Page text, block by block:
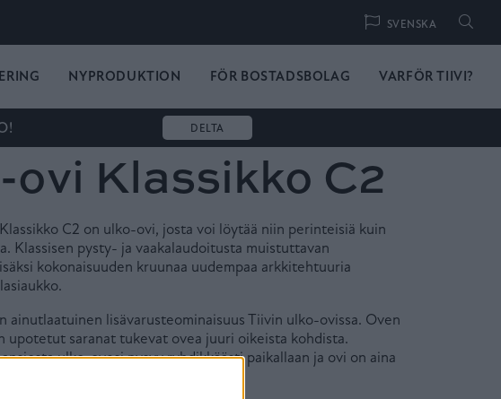
SVENSKA Hae
NYPRODUKTION FÖR BOSTADSBOLAG VARFÖR TIIVI?
DELTA
ovi Klassikko C2
C2 on ulko-ovi, josta voi löytää niin perinteisiä kuin
Klassisen pysty- ja vaakalaudoitusta muistuttavan
kokonaisuuden kruunaa uudempaa arkkitehtuuria
ainutlaatuinen lisävarusteominaisuus Tiivin ulko-ovissa. Oven
upotetut saranat tukevat ovea juuri oikeista kohdista.
ulko-ovesi pysyy ryhdikkäästi paikallaan ja ovi on aina
sekä sulkea.